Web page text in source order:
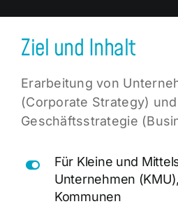
Ziel und Inhalt
Erarbeitung von
(Corporate Strategy) und
Geschäftsstrategie
Für Kleine und
Unternehmen
Kommunen